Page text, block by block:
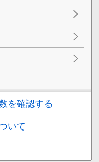
を確認する
いて